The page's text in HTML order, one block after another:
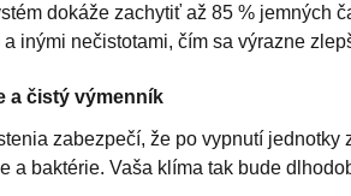
dokáže zachytiť až 85 % jemných
inými nečistotami, čím sa výrazne
a čistý výmenník
zabezpečí, že po vypnutí
a baktérie. Vaša klíma tak bude